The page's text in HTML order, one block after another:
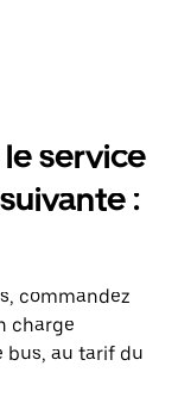
service
:
commandez
charge
bus, au tarif du